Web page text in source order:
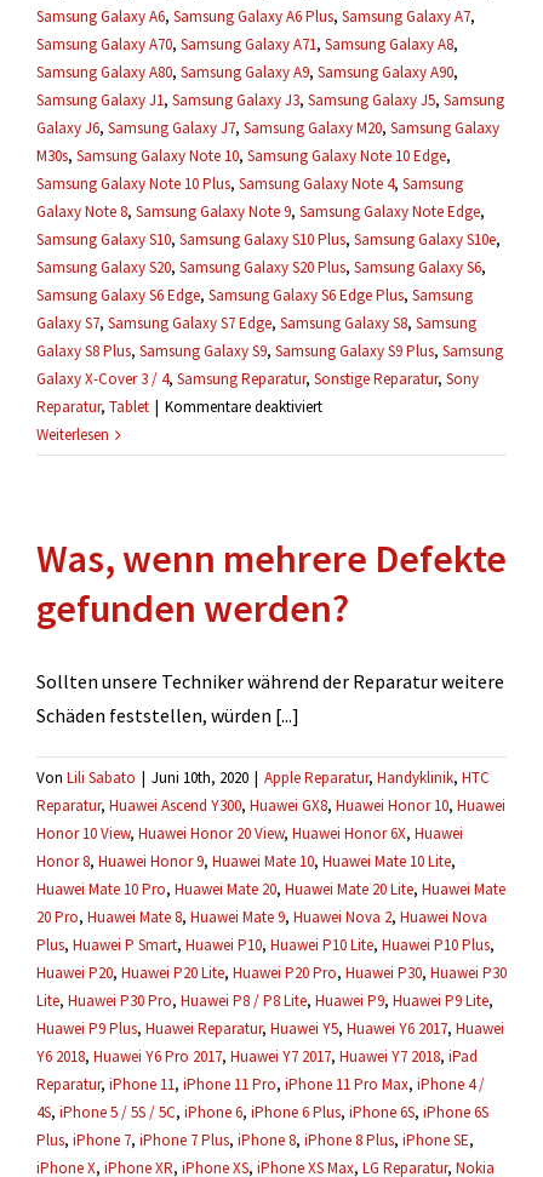
Samsung Galaxy A6, Samsung Galaxy A6 Plus, Samsung Galaxy A7,
Samsung Galaxy A70, Samsung Galaxy A71, Samsung Galaxy A8,
Samsung Galaxy A80, Samsung Galaxy A9, Samsung Galaxy A90,
Samsung Galaxy J1, Samsung Galaxy J3, Samsung Galaxy J5, Samsung
Galaxy J6, Samsung Galaxy J7, Samsung Galaxy M20, Samsung Galaxy
M30s, Samsung Galaxy Note 10, Samsung Galaxy Note 10 Edge,
Samsung Galaxy Note 10 Plus, Samsung Galaxy Note 4, Samsung
Galaxy Note 8, Samsung Galaxy Note 9, Samsung Galaxy Note Edge,
Samsung Galaxy S10, Samsung Galaxy S10 Plus, Samsung Galaxy S10e,
Samsung Galaxy S20, Samsung Galaxy S20 Plus, Samsung Galaxy S6,
Samsung Galaxy S6 Edge, Samsung Galaxy S6 Edge Plus, Samsung
Galaxy S7, Samsung Galaxy S7 Edge, Samsung Galaxy S8, Samsung
Galaxy S8 Plus, Samsung Galaxy S9, Samsung Galaxy S9 Plus, Samsung
Galaxy X-Cover 3 / 4, Samsung Reparatur, Sonstige Reparatur, Sony
Reparatur, Tablet | Kommentare deaktiviertfür
meine
Reparatur
verloren
gehen?
Weiterlesen
Was, wenn mehrere Defekte
gefunden werden?
Sollten unsere Techniker während der Reparatur weitere
Schäden feststellen, würden [...]
Von Lili Sabato | Juni 10th, 2020 | Apple Reparatur, Handyklinik, HTC
Reparatur, Huawei Ascend Y300, Huawei GX8, Huawei Honor 10, Huawei
Honor 10 View, Huawei Honor 20 View, Huawei Honor 6X, Huawei
Honor 8, Huawei Honor 9, Huawei Mate 10, Huawei Mate 10 Lite,
Huawei Mate 10 Pro, Huawei Mate 20, Huawei Mate 20 Lite, Huawei Mate
20 Pro, Huawei Mate 8, Huawei Mate 9, Huawei Nova 2, Huawei Nova
Plus, Huawei P Smart, Huawei P10, Huawei P10 Lite, Huawei P10 Plus,
Huawei P20, Huawei P20 Lite, Huawei P20 Pro, Huawei P30, Huawei P30
Lite, Huawei P30 Pro, Huawei P8 / P8 Lite, Huawei P9, Huawei P9 Lite,
Huawei P9 Plus, Huawei Reparatur, Huawei Y5, Huawei Y6 2017, Huawei
Y6 2018, Huawei Y6 Pro 2017, Huawei Y7 2017, Huawei Y7 2018, iPad
Reparatur, iPhone 11, iPhone 11 Pro, iPhone 11 Pro Max, iPhone 4 /
4S, iPhone 5 / 5S / 5C, iPhone 6, iPhone 6 Plus, iPhone 6S, iPhone 6S
Plus, iPhone 7, iPhone 7 Plus, iPhone 8, iPhone 8 Plus, iPhone SE,
iPhone X, iPhone XR, iPhone XS, iPhone XS Max, LG Reparatur, Nokia